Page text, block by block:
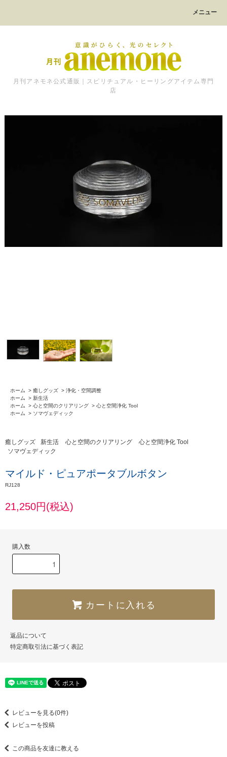
メニュー
月刊アネモネ公式通販｜スピリチュアル・ヒーリングアイテム専門
店
ホーム > 癒しグッズ > 浄化・空間調整
ホーム
> 新生活
ホーム
> 心と空間のクリアリング > 心と空間浄化 Tool
ホーム
> ソマヴェディック
癒しグッズ 新生活 心と空間のクリアリング
心と空間浄化 Tool
ソマヴェディック
マイルド・ピュアポータブルボタン
RJ128
21,250円(税込)
購入数
カートに入れる
返品について
特定商取引法に基づく表記
レビューを見る(0件)
レビューを投稿
この商品を友達に教える